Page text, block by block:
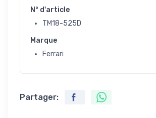
N° d'article
TM18-525D
Marque
Ferrari
Partager: